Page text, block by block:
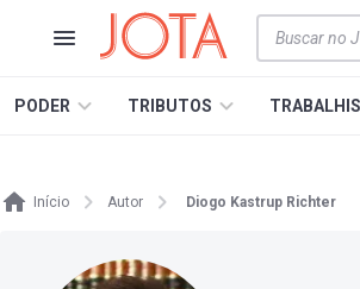
PODER TRIBUTOS
Início Autor Diogo Kastrup Richter